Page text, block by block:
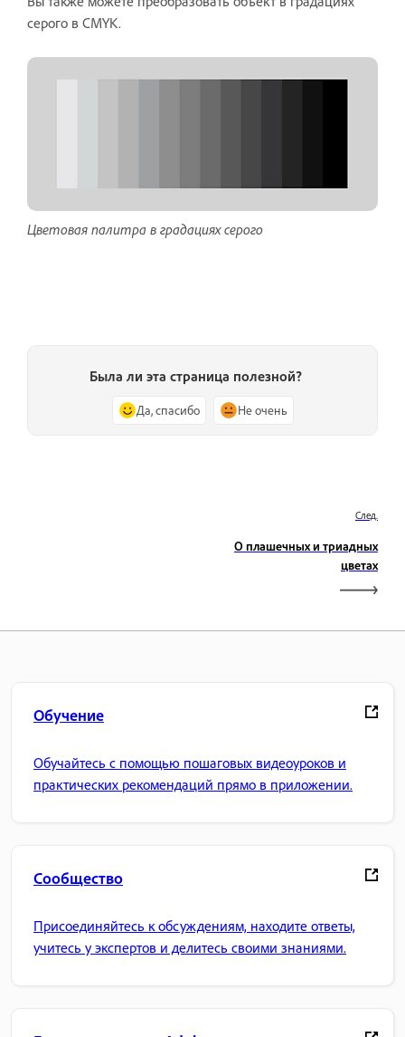
серого в CMYK.
Цветовая палитра в градациях серого
Была ли эта страница полезной?
Да, спасибо Не очень
След.
О плашечных и триадных
цветах
Обучение
Обучайтесь с помощью пошаговых видеоуроков и
практических рекомендаций прямо в приложении.
Сообщество
Присоединяйтесь к обсуждениям, находите ответы,
учитесь у экспертов и делитесь своими знаниями.